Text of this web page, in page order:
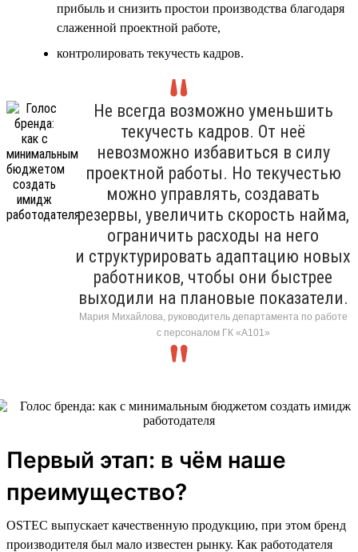
прибыль и снизить простои производства благодаря
слаженной проектной работе,
контролировать текучесть кадров.
Не всегда возможно уменьшить
текучесть кадров. От неё
невозможно избавиться в силу
проектной работы. Но текучестью
можно управлять, создавать
резервы, увеличить скорость найма,
ограничить расходы на него
и структурировать адаптацию новых
работников, чтобы они быстрее
выходили на плановые показатели.
Мария Михайлова, руководитель департамента по работе
с персоналом ГК «А101»
Первый этап: в чём наше
преимущество?
OSTEC выпускает качественную продукцию, при этом бренд
производителя был мало известен рынку. Как работодателя